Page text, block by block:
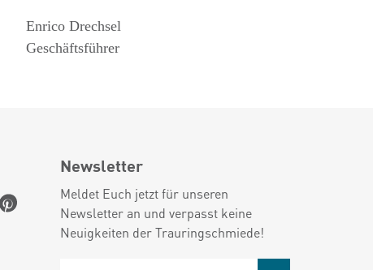
Enrico Drechsel
Geschäftsführer
Newsletter
Meldet Euch jetzt für unseren
Newsletter an und verpasst keine
Neuigkeiten der Trauringschmiede!